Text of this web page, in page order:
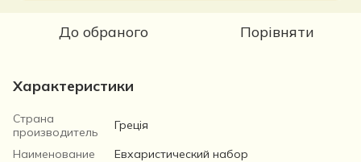
До обраного Порівняти
Характеристики
Страна
производитель
Греція
Наименование
Евхаристический набор